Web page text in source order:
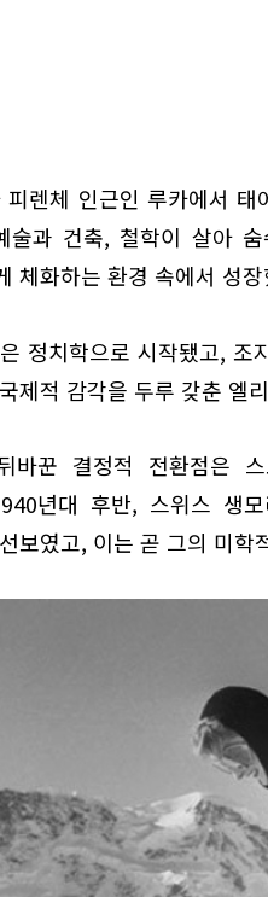
피렌체 인근인 루카에서
술과 건축, 철학이 살아
체화하는 환경 속에서 성
정치학으로 시작됐고, 조
제적 감각을 두루 갖춘 엘
바꾼 결정적 전환점은
년대 후반, 스위스 생
보였고, 이는 곧 그의 미학